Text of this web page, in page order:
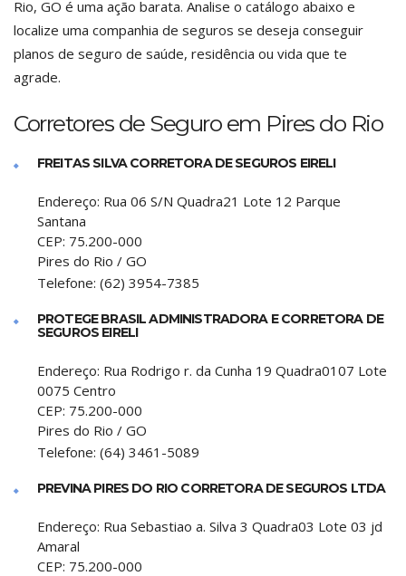
Rio, GO é uma ação barata. Analise o catálogo abaixo e
localize uma companhia de seguros se deseja conseguir
planos de seguro de saúde, residência ou vida que te
agrade.
Corretores de Seguro em Pires do Rio
FREITAS SILVA CORRETORA DE SEGUROS EIRELI
Endereço: Rua 06 S/N Quadra21 Lote 12 Parque
Santana
CEP: 75.200-000
Pires do Rio / GO
Telefone: (62) 3954-7385
PROTEGE BRASIL ADMINISTRADORA E CORRETORA DE
SEGUROS EIRELI
Endereço: Rua Rodrigo r. da Cunha 19 Quadra0107 Lote
0075 Centro
CEP: 75.200-000
Pires do Rio / GO
Telefone: (64) 3461-5089
PREVINA PIRES DO RIO CORRETORA DE SEGUROS LTDA
Endereço: Rua Sebastiao a. Silva 3 Quadra03 Lote 03 jd
Amaral
CEP: 75.200-000